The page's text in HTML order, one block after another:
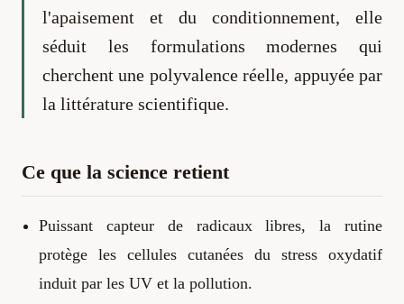
l'apaisement et du conditionnement, elle
séduit les formulations modernes qui
cherchent une polyvalence réelle, appuyée par
la littérature scientifique.
Ce que la science retient
Puissant capteur de radicaux libres, la rutine
protège les cellules cutanées du stress oxydatif
induit par les UV et la pollution.